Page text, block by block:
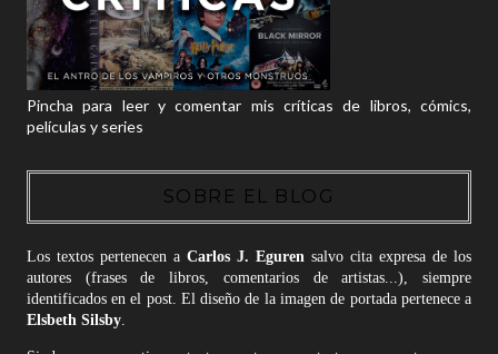
Pincha para leer y comentar mis críticas de libros, cómics,
películas y series
SOBRE EL BLOG
Los textos pertenecen a Carlos J. Egurensalvo cita expresa de los
autores (frases de libros, comentarios de artistas...), siempre
identificados en el post. El diseño de la imagen de portada pertenece a
Elsbeth Silsby.